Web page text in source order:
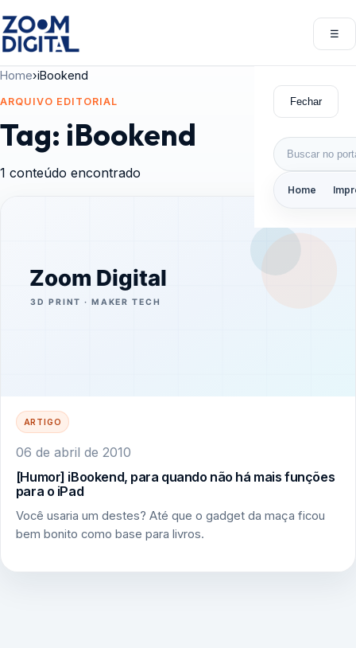
☰
Fechar
Buscar por:
Home
Home›iBookend
ARQUIVO EDITORIAL
Tag: iBookend
1 conteúdo encontrado
ARTIGO
06 de abril de 2010
[Humor] iBookend, para quando não há mais funções
para o iPad
Você usaria um destes? Até que o gadget da maça ficou
bem bonito como base para livros.